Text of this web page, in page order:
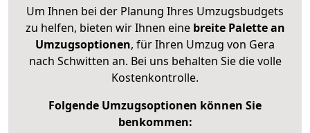
Um Ihnen bei der Planung Ihres Umzugsbudgets
zu helfen, bieten wir Ihnen eine breite Palette an
Umzugsoptionen, für Ihren Umzug von Gera
nach Schwitten an. Bei uns behalten Sie die volle
Kostenkontrolle.
Folgende Umzugsoptionen können Sie
benkommen: